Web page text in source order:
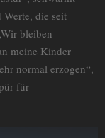
die seit
bleiben
meine Kinder
normal erzogen“,
für